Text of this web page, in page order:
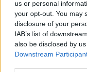
us or personal
your opt-out. You may
disclosure of your
IAB’s list of
also be disclosed by
Downstream